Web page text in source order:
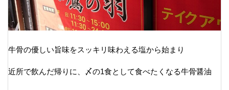
牛骨の優しい旨味をスッキリ味わえる塩から始まり
近所で飲んだ帰りに、〆の1食として食べたくなる牛骨醤油